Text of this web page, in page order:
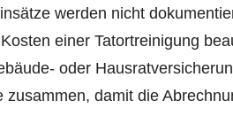
werden nicht
einer Tatortreinigung
oder
zusammen, damit die